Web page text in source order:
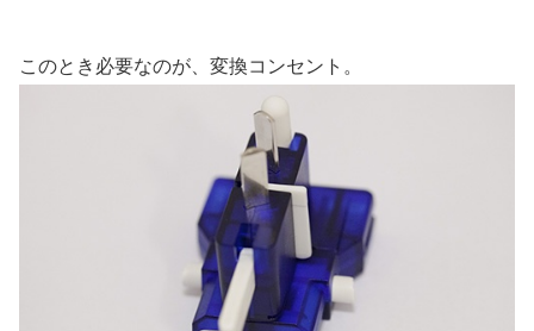
このとき必要なのが、変換コンセント。